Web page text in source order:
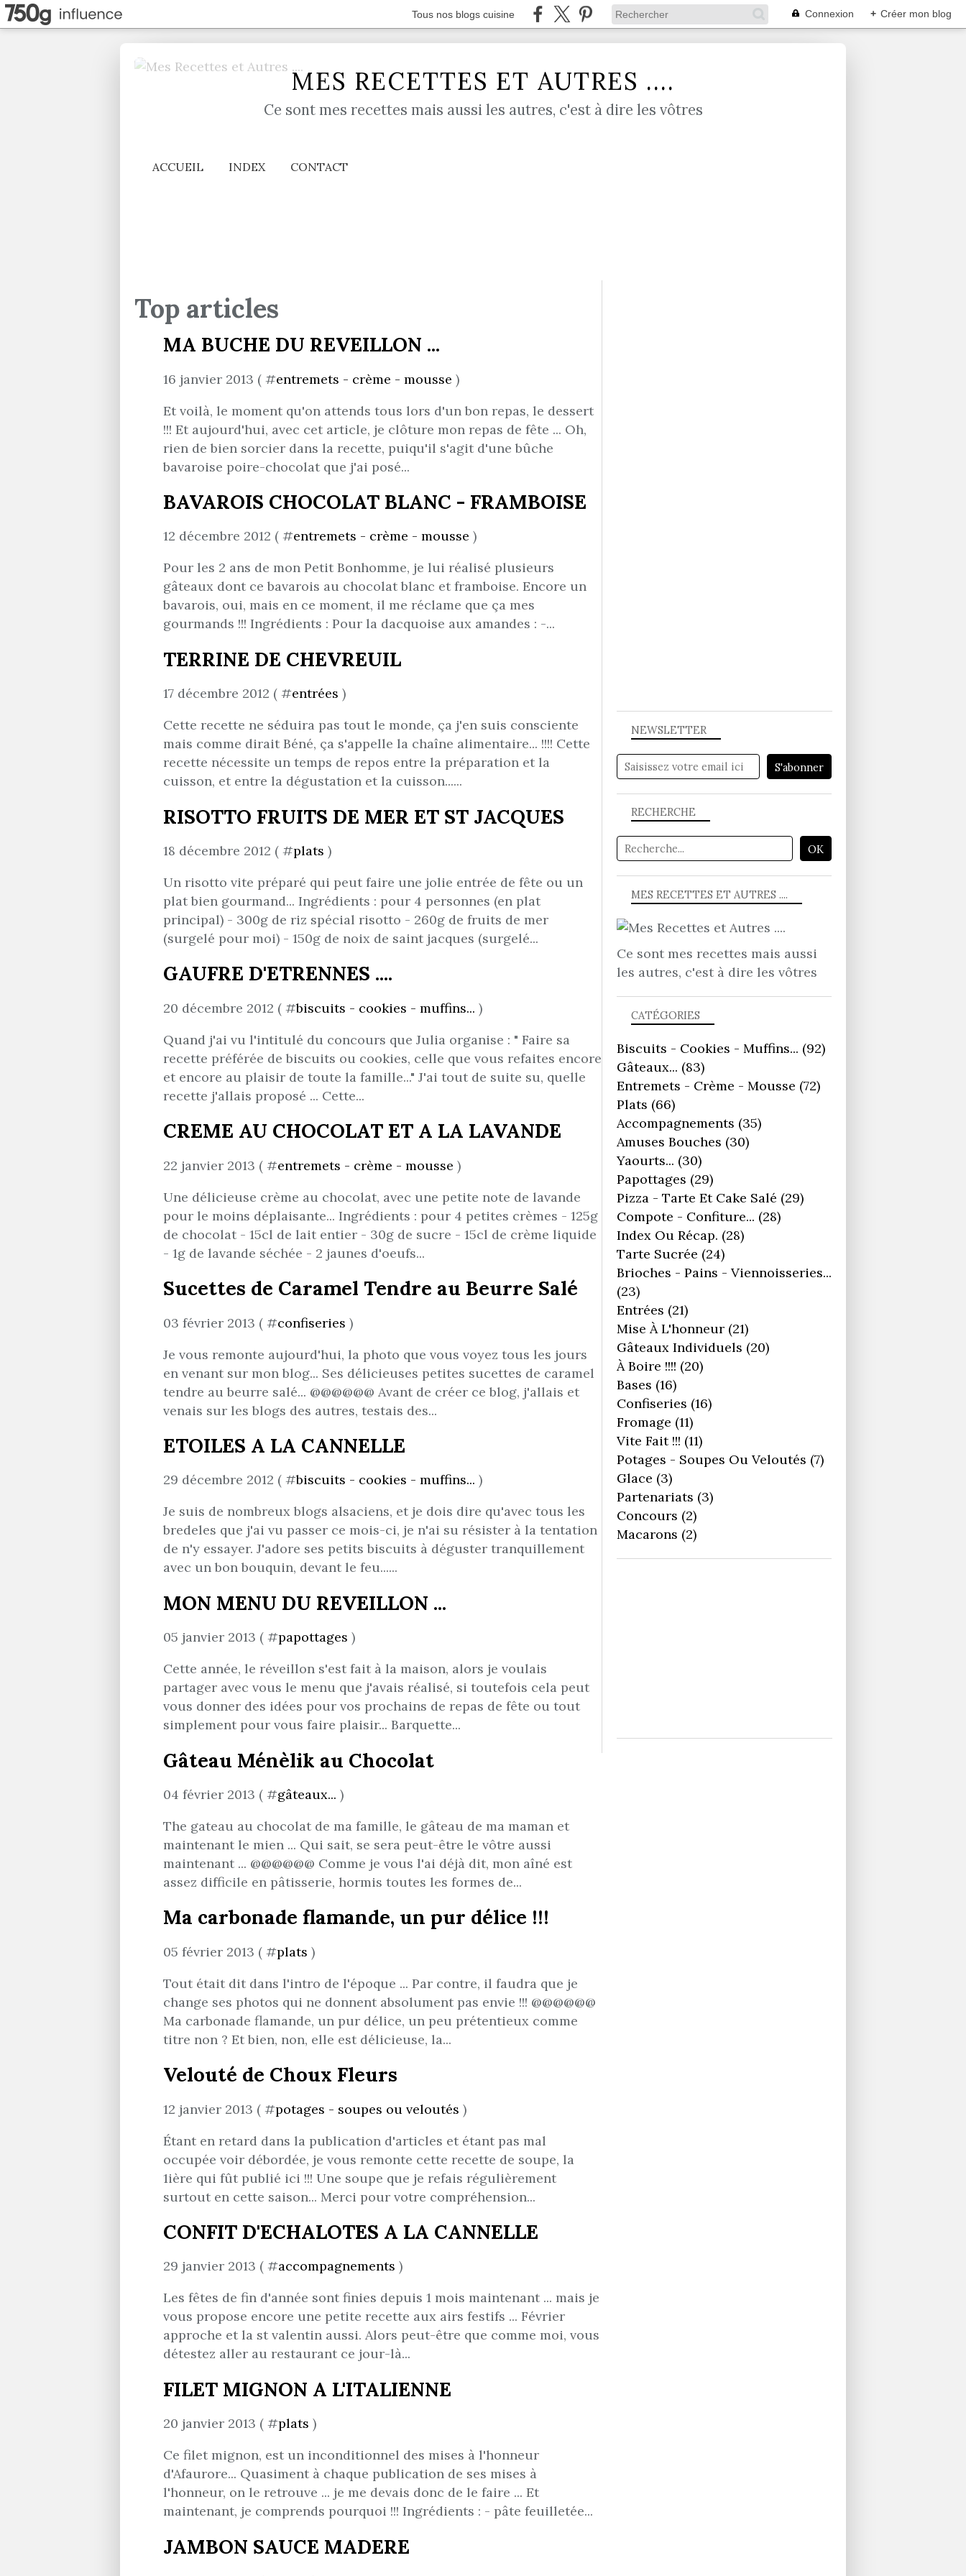
Tous nos blogs cuisine Connexion + Créer mon blog
MES RECETTES ET AUTRES ....
Ce sont mes recettes mais aussi les autres, c'est à dire les vôtres
ACCUEIL INDEX CONTACT
Top articles
MA BUCHE DU REVEILLON ...
16 janvier 2013 ( #entremets - crème - mousse )
Et voilà, le moment qu'on attends tous lors d'un bon repas, le dessert
!!! Et aujourd'hui, avec cet article, je clôture mon repas de fête ... Oh,
rien de bien sorcier dans la recette, puiqu'il s'agit d'une bûche
bavaroise poire-chocolat que j'ai posé...
BAVAROIS CHOCOLAT BLANC - FRAMBOISE
12 décembre 2012 ( #entremets - crème - mousse )
Pour les 2 ans de mon Petit Bonhomme, je lui réalisé plusieurs
gâteaux dont ce bavarois au chocolat blanc et framboise. Encore un
bavarois, oui, mais en ce moment, il me réclame que ça mes
gourmands !!! Ingrédients : Pour la dacquoise aux amandes : -...
TERRINE DE CHEVREUIL
17 décembre 2012 ( #entrées )
Cette recette ne séduira pas tout le monde, ça j'en suis consciente
mais comme dirait Béné, ça s'appelle la chaîne alimentaire... !!!! Cette
recette nécessite un temps de repos entre la préparation et la
cuisson, et entre la dégustation et la cuisson......
RISOTTO FRUITS DE MER ET ST JACQUES
18 décembre 2012 ( #plats )
Un risotto vite préparé qui peut faire une jolie entrée de fête ou un
plat bien gourmand... Ingrédients : pour 4 personnes (en plat
principal) - 300g de riz spécial risotto - 260g de fruits de mer
(surgelé pour moi) - 150g de noix de saint jacques (surgelé...
GAUFRE D'ETRENNES ....
20 décembre 2012 ( #biscuits - cookies - muffins... )
Quand j'ai vu l'intitulé du concours que Julia organise : " Faire sa
recette préférée de biscuits ou cookies, celle que vous refaites encore
et encore au plaisir de toute la famille..." J'ai tout de suite su, quelle
recette j'allais proposé ... Cette...
CREME AU CHOCOLAT ET A LA LAVANDE
22 janvier 2013 ( #entremets - crème - mousse )
Une délicieuse crème au chocolat, avec une petite note de lavande
pour le moins déplaisante... Ingrédients : pour 4 petites crèmes - 125g
de chocolat - 15cl de lait entier - 30g de sucre - 15cl de crème liquide
- 1g de lavande séchée - 2 jaunes d'oeufs...
Sucettes de Caramel Tendre au Beurre Salé
03 février 2013 ( #confiseries )
Je vous remonte aujourd'hui, la photo que vous voyez tous les jours
en venant sur mon blog... Ses délicieuses petites sucettes de caramel
tendre au beurre salé... @@@@@@ Avant de créer ce blog, j'allais et
venais sur les blogs des autres, testais des...
ETOILES A LA CANNELLE
29 décembre 2012 ( #biscuits - cookies - muffins... )
Je suis de nombreux blogs alsaciens, et je dois dire qu'avec tous les
bredeles que j'ai vu passer ce mois-ci, je n'ai su résister à la tentation
de n'y essayer. J'adore ses petits biscuits à déguster tranquillement
avec un bon bouquin, devant le feu......
MON MENU DU REVEILLON ...
05 janvier 2013 ( #papottages )
Cette année, le réveillon s'est fait à la maison, alors je voulais
partager avec vous le menu que j'avais réalisé, si toutefois cela peut
vous donner des idées pour vos prochains de repas de fête ou tout
simplement pour vous faire plaisir... Barquette...
Gâteau Ménèlik au Chocolat
04 février 2013 ( #gâteaux... )
The gateau au chocolat de ma famille, le gâteau de ma maman et
maintenant le mien ... Qui sait, se sera peut-être le vôtre aussi
maintenant ... @@@@@@ Comme je vous l'ai déjà dit, mon aîné est
assez difficile en pâtisserie, hormis toutes les formes de...
Ma carbonade flamande, un pur délice !!!
05 février 2013 ( #plats )
Tout était dit dans l'intro de l'époque ... Par contre, il faudra que je
change ses photos qui ne donnent absolument pas envie !!! @@@@@@
Ma carbonade flamande, un pur délice, un peu prétentieux comme
titre non ? Et bien, non, elle est délicieuse, la...
Velouté de Choux Fleurs
12 janvier 2013 ( #potages - soupes ou veloutés )
Étant en retard dans la publication d'articles et étant pas mal
occupée voir débordée, je vous remonte cette recette de soupe, la
1ière qui fût publié ici !!! Une soupe que je refais régulièrement
surtout en cette saison... Merci pour votre compréhension...
CONFIT D'ECHALOTES A LA CANNELLE
29 janvier 2013 ( #accompagnements )
Les fêtes de fin d'année sont finies depuis 1 mois maintenant ... mais je
vous propose encore une petite recette aux airs festifs ... Février
approche et la st valentin aussi. Alors peut-être que comme moi, vous
détestez aller au restaurant ce jour-là...
FILET MIGNON A L'ITALIENNE
20 janvier 2013 ( #plats )
Ce filet mignon, est un inconditionnel des mises à l'honneur
d'Afaurore... Quasiment à chaque publication de ses mises à
l'honneur, on le retrouve ... je me devais donc de le faire ... Et
maintenant, je comprends pourquoi !!! Ingrédients : - pâte feuilletée...
JAMBON SAUCE MADERE
NEWSLETTER
RECHERCHE
MES RECETTES ET AUTRES ....
Ce sont mes recettes mais aussi
les autres, c'est à dire les vôtres
CATÉGORIES
Biscuits - Cookies - Muffins... (92)
Gâteaux... (83)
Entremets - Crème - Mousse (72)
Plats (66)
Accompagnements (35)
Amuses Bouches (30)
Yaourts... (30)
Papottages (29)
Pizza - Tarte Et Cake Salé (29)
Compote - Confiture... (28)
Index Ou Récap. (28)
Tarte Sucrée (24)
Brioches - Pains - Viennoisseries...
(23)
Entrées (21)
Mise À L'honneur (21)
Gâteaux Individuels (20)
À Boire !!!! (20)
Bases (16)
Confiseries (16)
Fromage (11)
Vite Fait !!! (11)
Potages - Soupes Ou Veloutés (7)
Glace (3)
Partenariats (3)
Concours (2)
Macarons (2)